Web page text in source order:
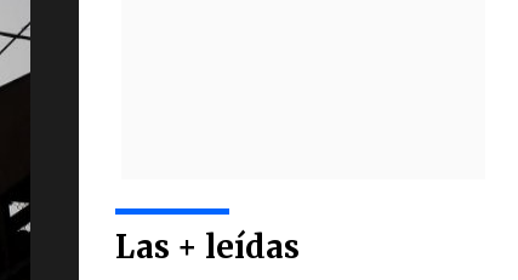
Las + leídas